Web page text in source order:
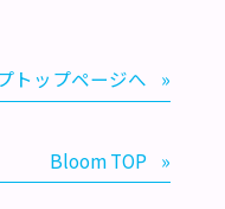
トップページへ »
Bloom TOP »